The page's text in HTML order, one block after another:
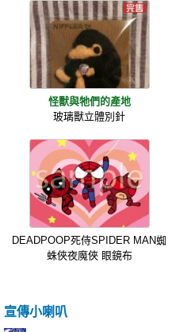
怪獸與牠們的產地
玻璃獸立體別針
DEADPOOP死侍SPIDER MAN蜘
蛛俠夜魔俠 眼鏡布
宣傳小喇叭